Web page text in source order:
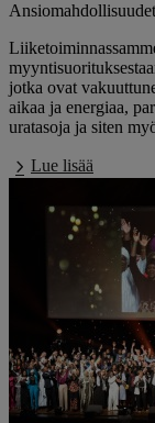
Ansiomahdollisuudet
jotka ovat
aikaa ja energiaa,
uratasoja ja siten
Lue lisää